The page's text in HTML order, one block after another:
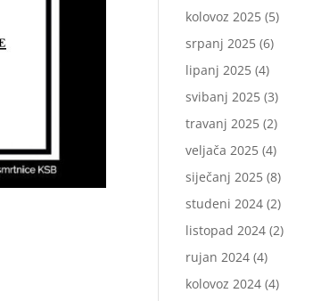
kolovoz 2025 (5)
srpanj 2025 (6)
lipanj 2025 (4)
svibanj 2025 (3)
travanj 2025 (2)
veljača 2025 (4)
siječanj 2025 (8)
studeni 2024 (2)
listopad 2024 (2)
rujan 2024 (4)
kolovoz 2024 (4)